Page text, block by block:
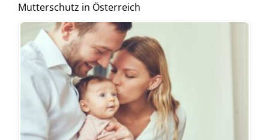
Mutterschutz in Österreich